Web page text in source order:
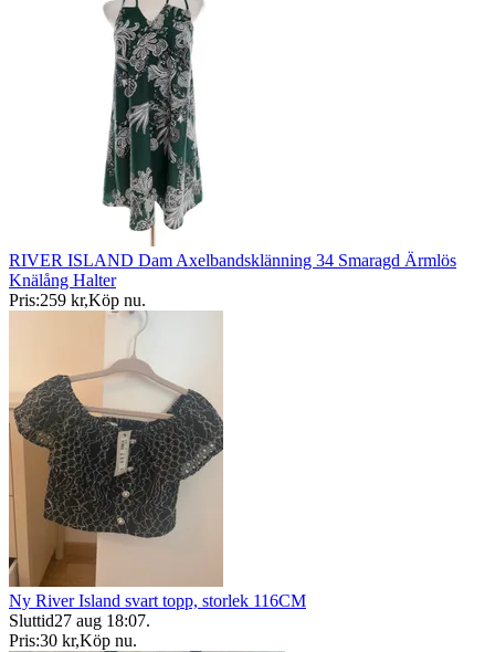
RIVER ISLAND Dam Axelbandsklänning 34 Smaragd Ärmlös
Knälång Halter
Pris:259 kr,Köp nu.
Ny River Island svart topp, storlek 116CM
Sluttid27 aug 18:07.
Pris:30 kr,Köp nu.